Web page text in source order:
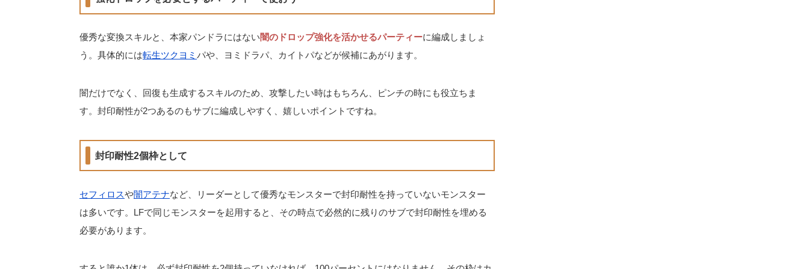
優秀な変換スキルと、本家パンドラにはない闇のドロップ強化を活かせるパーティーに編成しましょ
う。具体的には転生ツクヨミ パや、ヨミドラパ、カイトパなどが候補にあがります。
闇だけでなく、回復も生成するスキルのため、攻撃したい時はもちろん、ピンチの時にも役立ちま
す。封印耐性が2つあるのもサブに編成しやすく、嬉しいポイントですね。
封印耐性2個枠として
セフィロスや闇アテナなど、リーダーとして優秀なモンスターで封印耐性を持っていないモンスター
は多いです。LFで同じモンスターを起用すると、その時点で必然的に残りのサブで封印耐性を埋める
必要があります。